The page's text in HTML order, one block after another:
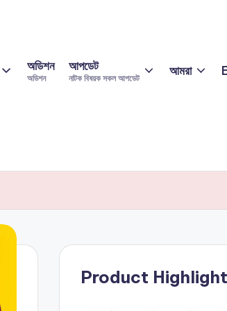
অডিশন
অডিশন
আপডেট
নাটক বিষয়ক সকল আপডেট
আমরা
Product Highlight